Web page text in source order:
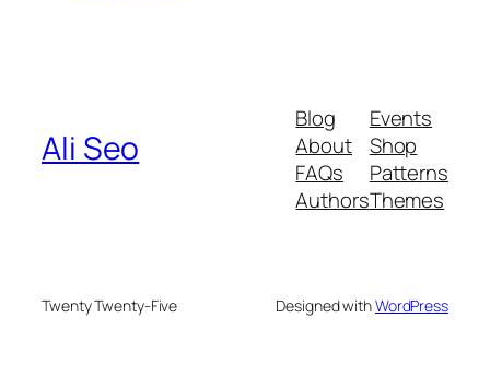
Ali Seo
Blog
About
FAQs
Authors
Events
Shop
Patterns
Themes
Twenty Twenty-Five Designed withWordPress